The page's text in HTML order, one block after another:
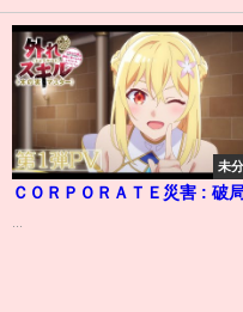
未
ＣＯＲＰＯＲＡＴＥ災害 : 破